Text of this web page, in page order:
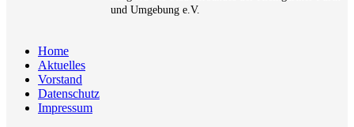
und Umgebung e.V.
Home
Aktuelles
Vorstand
Datenschutz
Impressum